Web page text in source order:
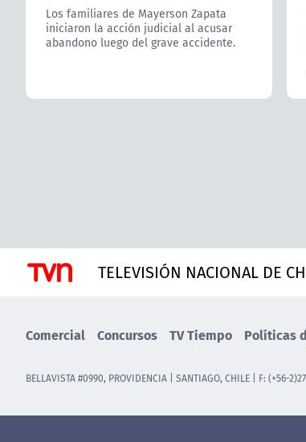
Los familiares de Mayerson Zapata
iniciaron la acción judicial al acusar
abandono luego del grave accidente.
TELEVISIÓN NACIONAL DE
Comercial Concursos TV Tiempo Políticas
BELLAVISTA #0990, PROVIDENCIA | SANTIAGO, CHILE | F: (+56-